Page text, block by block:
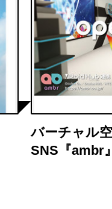
バーチャル
SNS『ambr